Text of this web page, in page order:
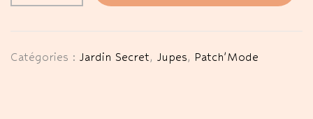
Catégories : Jardin Secret, Jupes, Patch'Mode